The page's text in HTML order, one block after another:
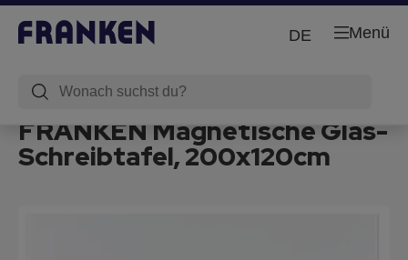
Menü
DE
FRANKEN Magnetische Glas-
Schreibtafel, 200x120cm